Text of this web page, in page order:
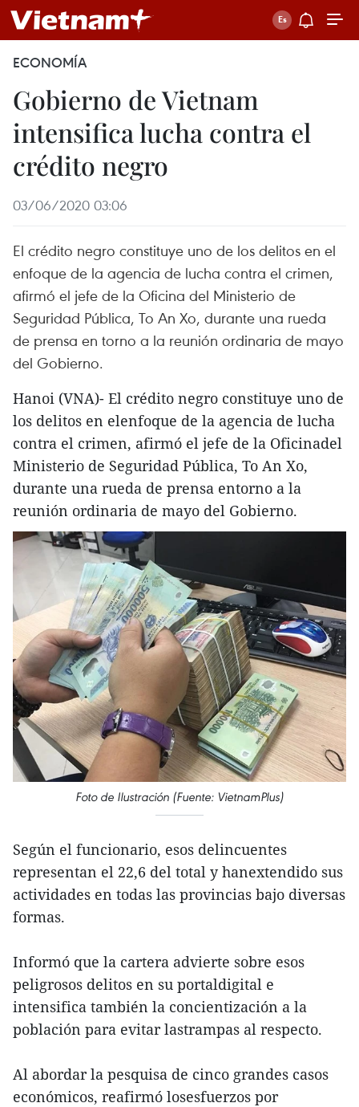
ECONOMÍA
Gobierno de Vietnam
intensifica lucha contra el
crédito negro
03/06/2020 03:06
El crédito negro constituye uno de los delitos en el
enfoque de la agencia de lucha contra el crimen,
afirmó el jefe de la Oficina del Ministerio de
Seguridad Pública, To An Xo, durante una rueda
de prensa en torno a la reunión ordinaria de mayo
del Gobierno.
Hanoi (VNA)- El crédito negro constituye uno de
los delitos en elenfoque de la agencia de lucha
contra el crimen, afirmó el jefe de la Oficinadel
Ministerio de Seguridad Pública, To An Xo,
durante una rueda de prensa entorno a la
reunión ordinaria de mayo del Gobierno.
Foto de Ilustración (Fuente: VietnamPlus)
Según el funcionario, esos delincuentes
representan el 22,6 del total y hanextendido sus
actividades en todas las provincias bajo diversas
formas.
Informó que la cartera advierte sobre esos
peligrosos delitos en su portaldigital e
intensifica también la concientización a la
población para evitar lastrampas al respecto.
Al abordar la pesquisa de cinco grandes casos
económicos, reafirmó losesfuerzos por